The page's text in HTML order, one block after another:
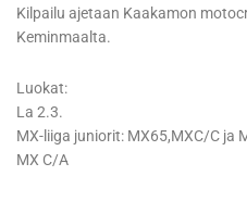
Kilpailu ajetaan Kaakamon
Keminmaalta.
Luokat:
La 2.3.
MX-liiga juniorit: MX65,MXC/C ja
MX C/A